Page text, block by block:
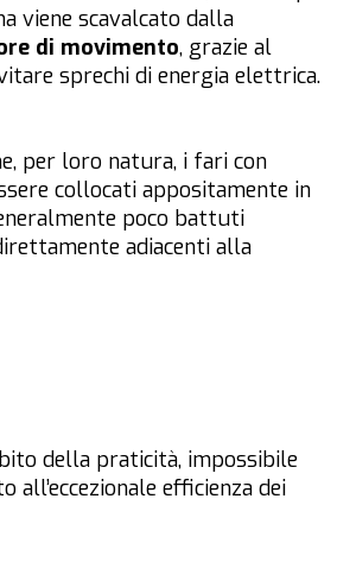
viene scavalcato dalla
di movimento, grazie al
sprechi di energia elettrica.
per loro natura, i fari con
collocati appositamente in
poco battuti
adiacenti alla
della praticità, impossibile
all’eccezionale efficienza dei